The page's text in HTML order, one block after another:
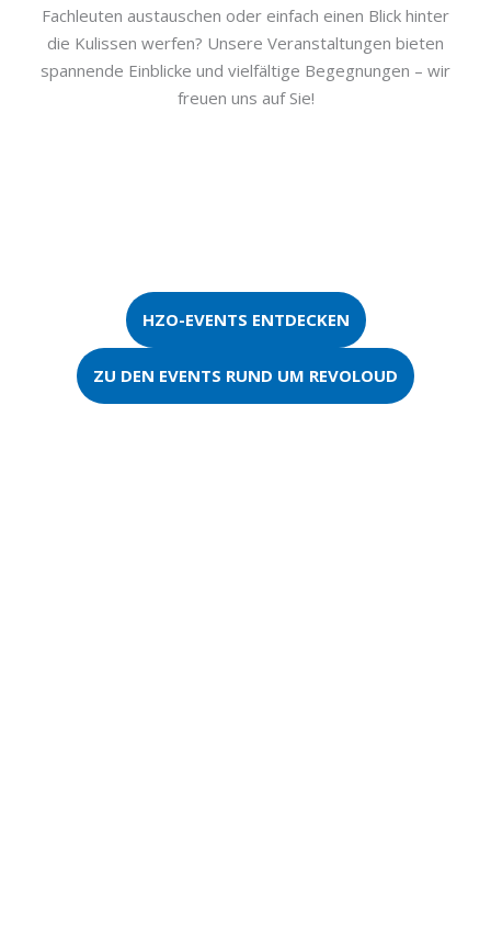
Fachleuten austauschen oder einfach einen Blick hinter
die Kulissen werfen? Unsere Veranstaltungen bieten
spannende Einblicke und vielfältige Begegnungen – wir
freuen uns auf Sie!
HZO-EVENTS ENTDECKEN
ZU DEN EVENTS RUND UM REVOLOUD